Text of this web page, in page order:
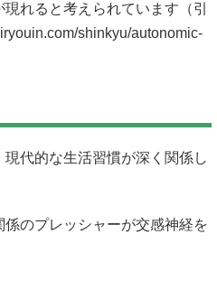
れると考えられています（引
shinkyu/autonomic-
代的な生活習慣が深く関係し
係のプレッシャーが交感神経を